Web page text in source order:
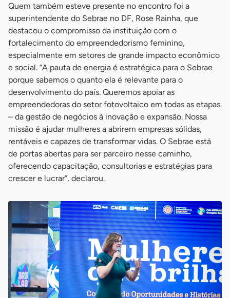
Quem também esteve presente no encontro foi a
superintendente do Sebrae no DF, Rose Rainha, que
destacou o compromisso da instituição com o
fortalecimento do empreendedorismo feminino,
especialmente em setores de grande impacto econômico
e social. “A pauta de energia é estratégica para o Sebrae
porque sabemos o quanto ela é relevante para o
desenvolvimento do país. Queremos apoiar as
empreendedoras do setor fotovoltaico em todas as etapas
– da gestão de negócios à inovação e expansão. Nossa
missão é ajudar mulheres a abrirem empresas sólidas,
rentáveis e capazes de transformar vidas. O Sebrae está
de portas abertas para ser parceiro nesse caminho,
oferecendo capacitação, consultorias e estratégias para
crescer e lucrar”, declarou.